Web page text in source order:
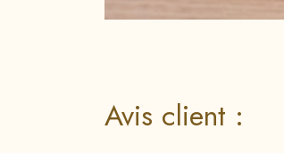
Avis client :